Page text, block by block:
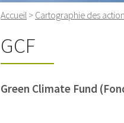
Accueil > Cartographie des
GCF
Green Climate Fund